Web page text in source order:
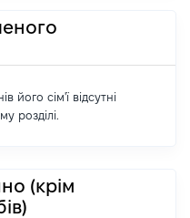
його сім'ї відсутні
розділі.
(крім